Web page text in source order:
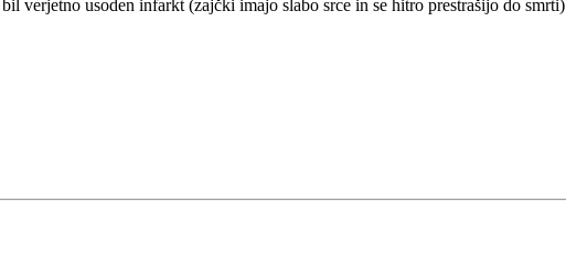
verjetno usoden infarkt (zajčki imajo slabo srce in se hitro prestrašijo do smrti)